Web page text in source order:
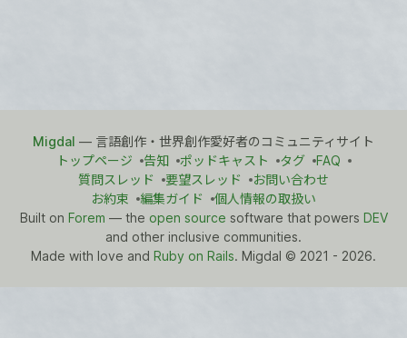
Migdal — 言語創作・世界創作愛好者のコミュニティサイト
トップページ
告知 ポッドキャスト タグ
FAQ
質問スレッド
要望スレッド
お問い合わせ
お約束
編集ガイド
個人情報の取扱い
Built on Forem — the open source software that powers DEV
and other inclusive communities.
Made with love and Ruby on Rails. Migdal © 2021 - 2026.